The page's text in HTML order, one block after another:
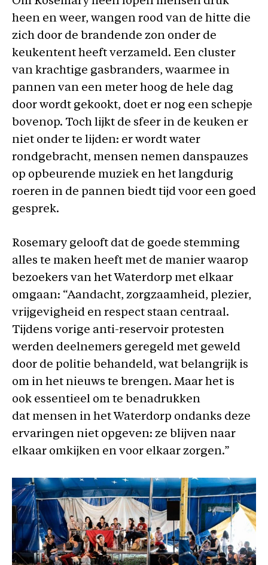
heen en weer, wangen rood van de hitte die
zich door de brandende zon onder de
keukentent heeft verzameld. Een cluster
van krachtige gasbranders, waarmee in
pannen van een meter hoog de hele dag
door wordt gekookt, doet er nog een schepje
bovenop. Toch lijkt de sfeer in de keuken er
niet onder te lijden: er wordt water
rondgebracht, mensen nemen danspauzes
op opbeurende muziek en het langdurig
roeren in de pannen biedt tijd voor een goed
gesprek.
Rosemary gelooft dat de goede stemming
alles te maken heeft met de manier waarop
bezoekers van het Waterdorp met elkaar
omgaan: “Aandacht, zorgzaamheid, plezier,
vrijgevigheid en respect staan centraal.
Tijdens vorige anti-reservoir protesten
werden deelnemers geregeld met geweld
door de politie behandeld, wat belangrijk is
om in het nieuws te brengen. Maar het is
ook essentieel om te benadrukken
dat mensen in het Waterdorp ondanks deze
ervaringen niet opgeven: ze blijven naar
elkaar omkijken en voor elkaar zorgen.”